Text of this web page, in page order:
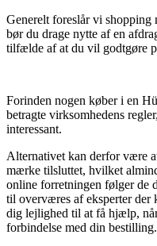
Generelt foreslår vi
bør du drage nytte af en
tilfælde af at du vil godtgøre
Forinden nogen køber i en
betragte virksomhedens
interessant.
Alternativet kan derfor være
mærke tilsluttet, hvilket
online forretningen følger de
til overværes af eksperter
dig lejlighed til at få hjælp,
forbindelse med din bestilling.